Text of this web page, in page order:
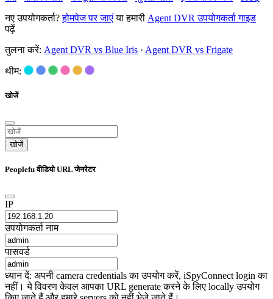
नए उपयोगकर्ता?होमपेज पर जाएंया हमारी Agent DVR उपयोगकर्ता गाइड
पढ़ें
तुलना करें: Agent DVR vs Blue Iris · Agent DVR vs Frigate
थीम:
खोजें
खोजें
Peoplefu वीडियो URL जेनरेटर
IP
उपयोगकर्ता नाम
पासवर्ड
ध्यान दें: अपनी camera credentials का उपयोग करें, iSpyConnect login का
नहीं। ये विवरण केवल आपका URL generate करने के लिए locally उपयोग